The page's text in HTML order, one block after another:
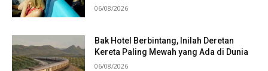
06/08/2026
Bak Hotel Berbintang, Inilah Deretan
Kereta Paling Mewah yang Ada di Dunia
06/08/2026